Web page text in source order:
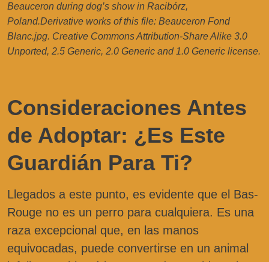
Beauceron during dog’s show in Racibórz,
Poland.Derivative works of this file: Beauceron Fond
Blanc.jpg. Creative Commons Attribution-Share Alike 3.0
Unported, 2.5 Generic, 2.0 Generic and 1.0 Generic license.
Consideraciones Antes
de Adoptar: ¿Es Este
Guardián Para Ti?
Llegados a este punto, es evidente que el Bas-
Rouge no es un perro para cualquiera. Es una
raza excepcional que, en las manos
equivocadas, puede convertirse en un animal